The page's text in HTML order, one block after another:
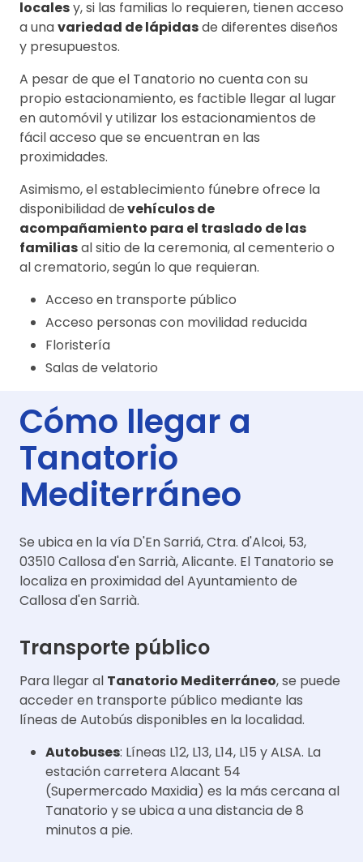
localesy, si las familias lo requieren, tienen acceso
a unavariedad de lápidasde diferentes diseños
y presupuestos.
A pesar de que el Tanatorio no cuenta con su
propio estacionamiento, es factible llegar al lugar
en automóvil y utilizar los estacionamientos de
fácil acceso que se encuentran en las
proximidades.
Asimismo, el establecimiento fúnebre ofrece la
disponibilidad devehículos de
acompañamiento para el traslado de las
familiasal sitio de la ceremonia, al cementerio o
al crematorio, según lo que requieran.
Acceso en transporte público
Acceso personas con movilidad reducida
Floristería
Salas de velatorio
Cómo llegar a
Tanatorio
Mediterráneo
Se ubica en la vía D'En Sarriá, Ctra. d'Alcoi, 53,
03510 Callosa d'en Sarrià, Alicante. El Tanatorio se
localiza en proximidad del Ayuntamiento de
Callosa d'en Sarrià.
Transporte público
Para llegar al Tanatorio Mediterráneo, se puede
acceder en transporte público mediante las
líneas de Autobús disponibles en la localidad.
Autobuses: Líneas L12, L13, L14, L15 y ALSA. La
estación carretera Alacant 54
(Supermercado Maxidia) es la más cercana al
Tanatorio y se ubica a una distancia de 8
minutos a pie.